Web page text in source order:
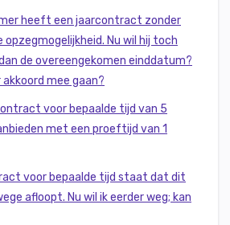
heeft een jaarcontract zonder
Nu wil hij toch
de overeengekomen einddatum?
akkoord mee gaan?
voor bepaalde tijd van 5
met een proeftijd van 1
voor bepaalde tijd staat dat dit
afloopt. Nu wil ik eerder weg; kan